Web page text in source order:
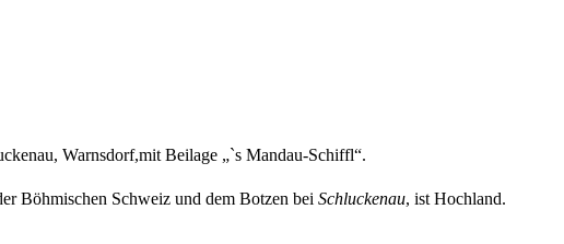
Warnsdorf,mit Beilage „`s Mandau-Schiffl“.
Böhmischen Schweiz und dem Botzen bei Schluckenau, ist Hochland.